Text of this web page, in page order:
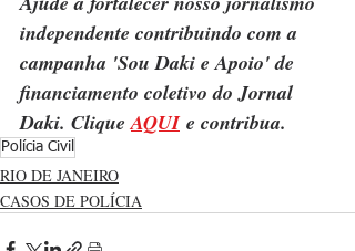
independente contribuindo com a
campanha 'Sou Daki e Apoio' de
financiamento coletivo do Jornal
Daki. Clique AQUI e contribua.
Polícia Civil
RIO DE JANEIRO
CASOS DE POLÍCIA